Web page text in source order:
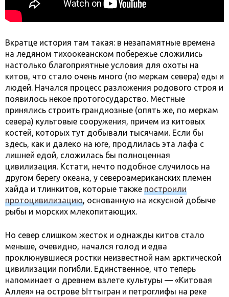
Вкратце история там такая: в незапамятные времена
на ледяном тихоокеанском побережье сложились
настолько благоприятные условия для охоты на
китов, что стало очень много (по меркам севера) еды и
людей. Начался процесс разложения родового строя и
появилось некое протогосударство. Местные
принялись строить грандиозные (опять же, по меркам
севера) культовые сооружения, причем из китовых
костей, которых тут добывали тысячами. Если бы
здесь, как и далеко на юге, продлилась эта лафа с
лишней едой, сложилась бы полноценная
цивилизация. Кстати, нечто подобное случилось на
другом берегу океана, у североамериканских племен
хайда и тлинкитов, которые также построили
протоцивилизацию, основанную на искусной добыче
рыбы и морских млекопитающих.
Но север слишком жесток и однажды китов стало
меньше, очевидно, начался голод и едва
проклюнувшиеся ростки неизвестной нам арктической
цивилизации погибли. Единственное, что теперь
напоминает о древнем взлете культуры — «Китовая
Аллея» на острове Ыттыгран и петроглифы на реке